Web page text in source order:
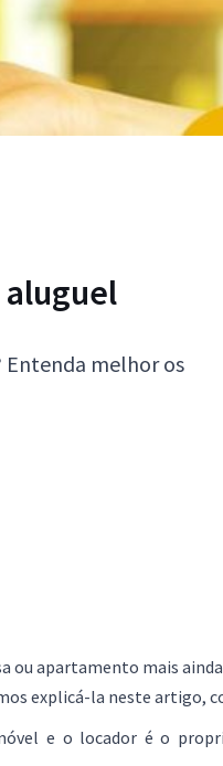
Entenda melhor os
ou apartamento mais
explicá-la neste artigo,
e o locador é o